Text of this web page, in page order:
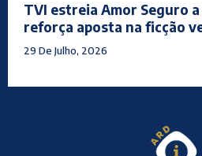
TVI estreia Amor Seguro
reforça aposta na ficção
29 De Julho, 2026